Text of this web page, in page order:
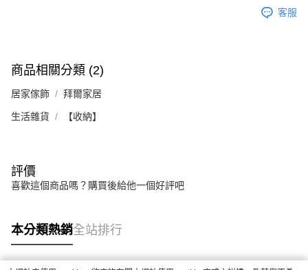
客服
商品相關分類 (2)
居家傢飾 拜爾家居
生活雜貨 【收納】
評價
喜歡這個商品嗎？購買後給他一個好評吧
本分類熱銷全站排行